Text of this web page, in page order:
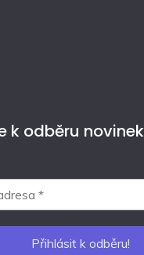
k odběru novinek